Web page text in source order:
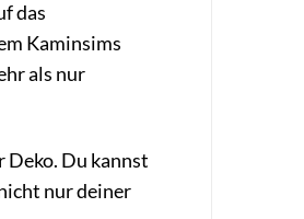
das
Kaminsims
als nur
Deko. Du kannst
nur deiner